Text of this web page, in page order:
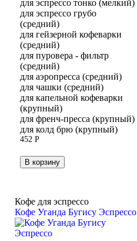
для эспрессо тонко (мелкий)
для эспрессо грубо
(средний)
для гейзерной кофеварки
(средний)
для пуровера - фильтр
(средний)
для аэропресса (средний)
для чашки (средний)
для капельной кофеварки
(крупный)
для френч-пресса (крупный)
для колд брю (крупный)
452 Р
В корзину
Кофе для эспрессо
Кофе Уганда Бугису Эспрессо